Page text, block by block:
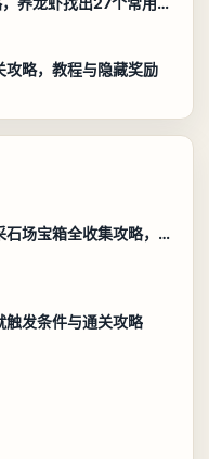
攻略，教程与隐藏奖励
明日方舟终末地阿伯莉采石场宝箱全收集攻略，全点位分布图与路线
触发条件与通关攻略